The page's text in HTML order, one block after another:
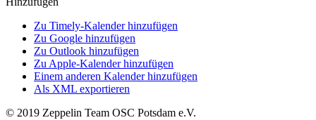
Zu Timely-Kalender hinzufügen
Zu Google hinzufügen
Zu Outlook hinzufügen
Zu Apple-Kalender hinzufügen
Einem anderen Kalender hinzufügen
Als XML exportieren
© 2019 Zeppelin Team OSC Potsdam e.V.